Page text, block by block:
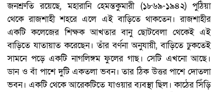
জনশ্রুতি রয়েছে, মহারানি হেমন্তকুমারী (১৮৬৯-১৯৪২) পুঠিয়া
থেকে রাজশাহী শহরে এলে এই বাড়িতে থাকতেন। রাজশাহীর
একটি কলেজের শিক্ষক আখতার বানু ছোটবেলা থেকেই এই
বাড়িতে যাতায়াত করেছেন। তাঁর বর্ণনা অনুযায়ী, বাড়িতে ঢুকতেই
সামনে পড়ে একটি নাগলিঙ্গম ফুলের গাছ। সেটি এখনো আছে।
ডান ও বাঁ পাশে দুটি একতলা ভবন। তার ঠিক উত্তর পাশে দোতলা
ভবন। একটি থেকে আরেকটিতে যাওয়ার ব্যবস্থা ছিল। কাঠের সিঁড়ি